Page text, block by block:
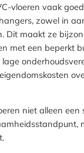
vloeren vaak
zowel in
Dit maakt ze
met een beperkt
niet alleen een